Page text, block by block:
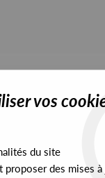
PRESALES
vos
du site
proposer des mises